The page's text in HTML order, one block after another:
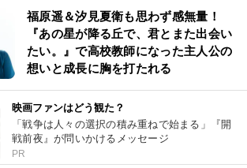
福原遥＆汐見夏衛も思わず感無量！
『あの星が降る丘で、君とまた出会い
たい。』で高校教師になった主人公の
想いと成長に胸を打たれる
映画ファンはどう観た？
「戦争は人々の選択の積み重ねで始まる」『開
戦前夜』が問いかけるメッセージ
PR